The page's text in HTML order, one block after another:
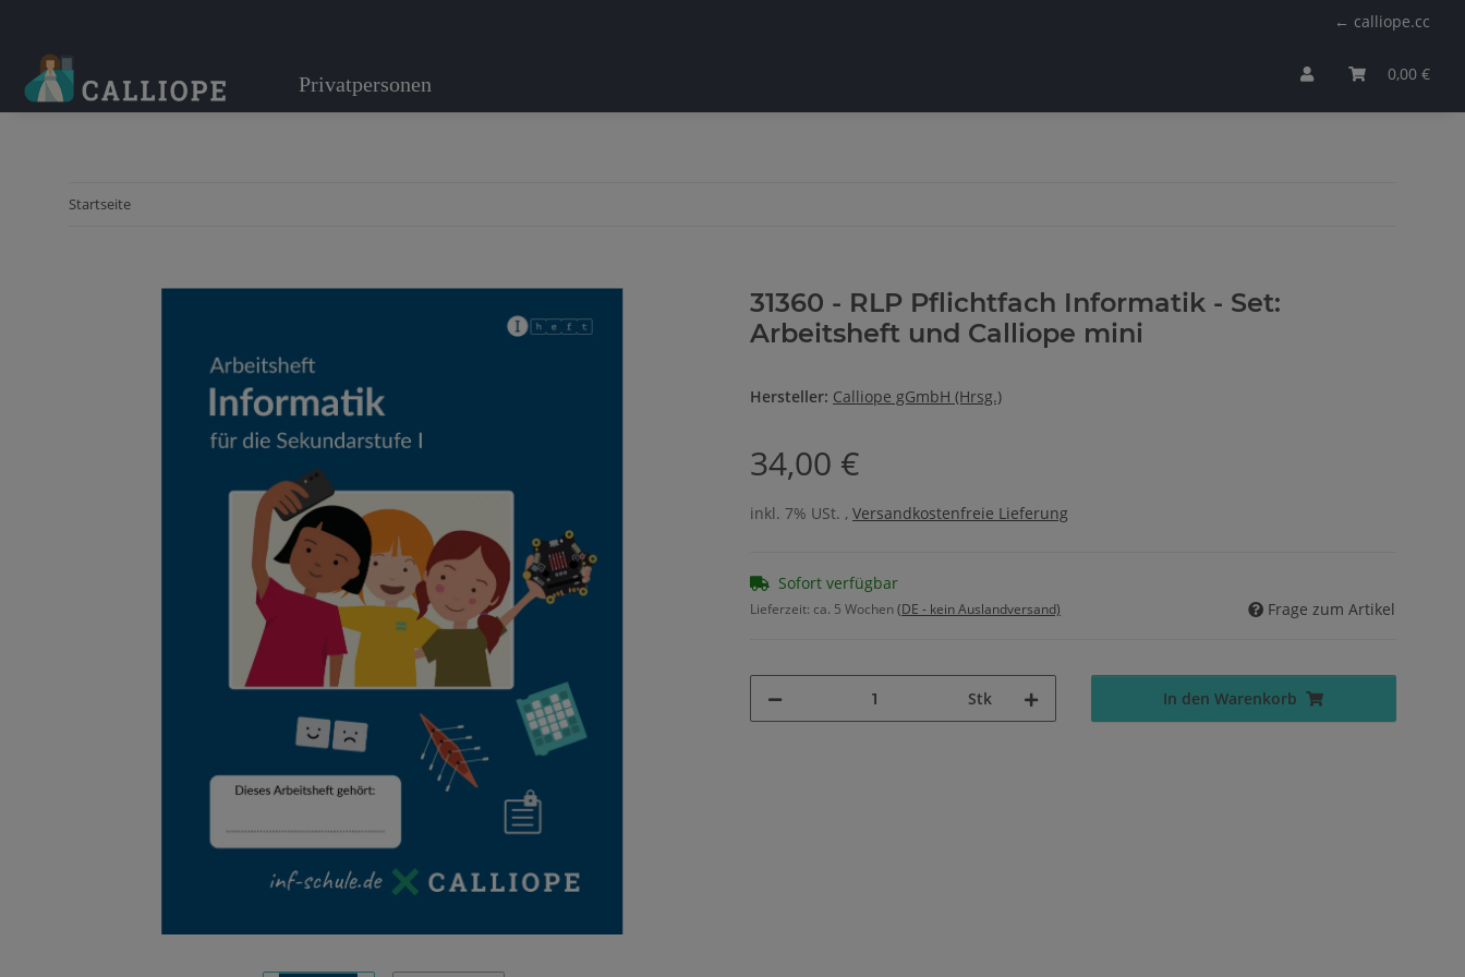
← calliope.cc
0,00 €
Privatpersonen
Startseite
31360 - RLP Pflichtfach Informatik - Set:
Arbeitsheft und Calliope mini
Hersteller: Calliope gGmbH (Hrsg.)
34,00 €
inkl. 7% USt. , Versandkostenfreie Lieferung
Sofort verfügbar
Lieferzeit: ca. 5 Wochen(DE - kein Auslandversand) Frage zum Artikel
Stk In den Warenkorb